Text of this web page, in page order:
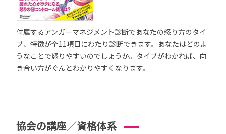
付属するアンガーマネジメント診断であなたの怒り方のタイ
プ、特徴が全11項目にわたり診断できます。あなたはどのよ
うなことで怒りやすいのでしょうか。タイプがわかれば、向
き合い方がぐんとわかりやすくなります。
協会の講座／資格体系